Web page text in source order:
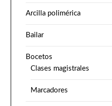
Arcilla polimérica
Bailar
Bocetos
Clases magistrales
Marcadores